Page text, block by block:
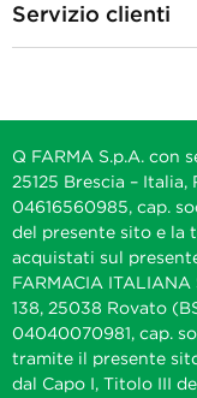
Servizio clienti
Q FARMA S.p.A. con
25125 Brescia – Italia,
04616560985, cap.
del presente sito e la
acquistati sul
FARMACIA
138, 25038 Rovato
04040070981, cap.
tramite il presente
dal Capo I, Titolo III